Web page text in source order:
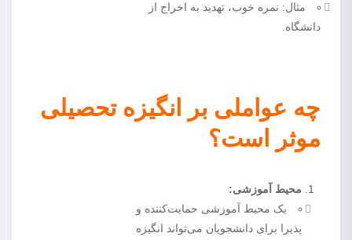
مثال: نمره خوب، تهدید به اخراج از
دانشگاه.
چه عواملی بر انگیزه‌ تحصیلی
موثر است؟
محیط آموزشی:
یک محیط آموزشی حمایت‌کننده و
پذیرا برای دانشجویان می‌تواند انگیزه